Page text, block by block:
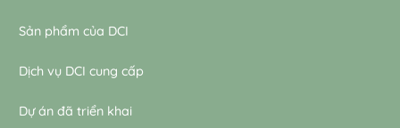
Sản phẩm của DCI
Dịch vụ DCI cung cấp
Dự án đã triển khai